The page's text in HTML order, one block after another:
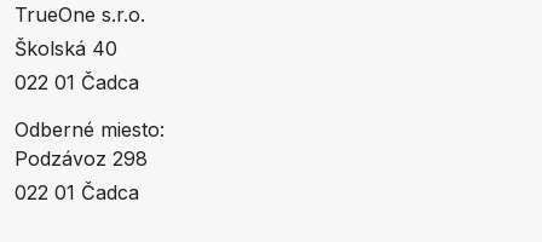
TrueOne s.r.o.
Školská 40
022 01 Čadca
Odberné miesto:
Podzávoz 298
022 01 Čadca